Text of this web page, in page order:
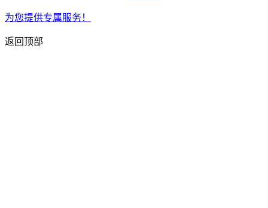
为您提供专属服务！
返回顶部